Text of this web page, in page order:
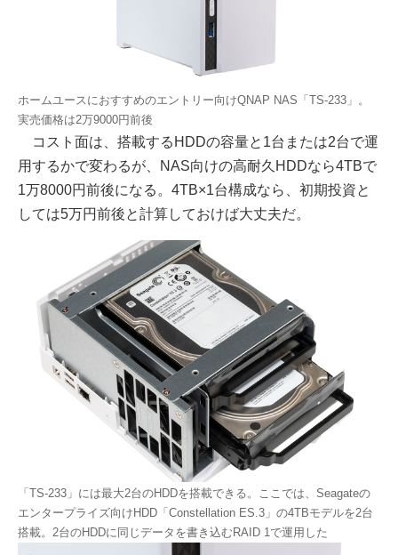
ホームユースにおすすめのエントリー向けQNAP NAS「TS-233」。
実売価格は2万9000円前後
コスト面は、搭載するHDDの容量と1台または2台で運
用するかで変わるが、NAS向けの高耐久HDDなら4TBで
1万8000円前後になる。4TB×1台構成なら、初期投資と
しては5万円前後と計算しておけば大丈夫だ。
「TS-233」には最大2台のHDDを搭載できる。ここでは、Seagateの
エンタープライズ向けHDD「Constellation ES.3」の4TBモデルを2台
搭載。2台のHDDに同じデータを書き込むRAID 1で運用した